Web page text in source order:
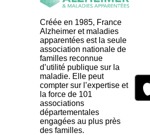
Créée en 1985, France
Alzheimer et maladies
apparentées est la seule
association nationale de
familles reconnue
d’utilité publique sur la
maladie. Elle peut
compter sur l’expertise et
la force de 101
associations
départementales
engagées au plus près
des familles.